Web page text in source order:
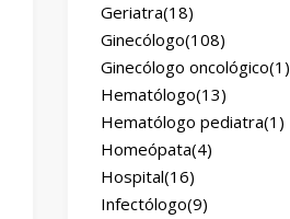
Geriatra(18)
Ginecólogo(108)
Ginecólogo oncológico(1)
Hematólogo(13)
Hematólogo pediatra(1)
Homeópata(4)
Hospital(16)
Infectólogo(9)